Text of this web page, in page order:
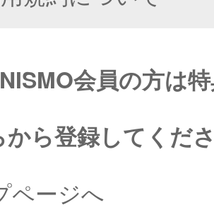
会員の方は
から登録してくだ
ページへ